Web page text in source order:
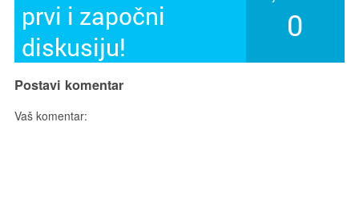
prvi i započni
diskusiju!
0
Postavi komentar
Vaš komentar: